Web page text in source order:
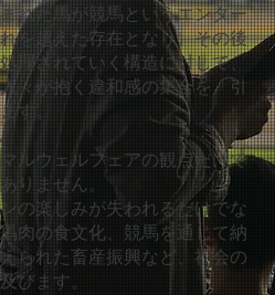
れた馬が競馬というエンター
を超えた存在となり、その後
理されていく構造に対して、
々が抱く違和感の集合を「引
す。
ルウェルフェアの観点だけで
りません。
の楽しみが失われるだけでな
肉の食文化、競馬を通じて納
られた畜産振興など、社会の
びます。